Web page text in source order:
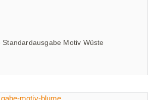
Standardausgabe Motiv Wüste